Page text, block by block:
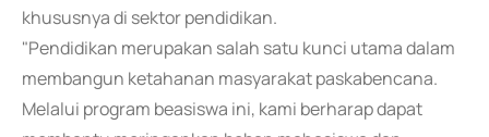
khususnya di sektor pendidikan.
"Pendidikan merupakan salah satu kunci utama dalam
membangun ketahanan masyarakat paskabencana.
Melalui program beasiswa ini, kami berharap dapat